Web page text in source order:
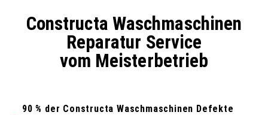
Constructa Waschmaschinen
Reparatur Service
vom Meisterbetrieb
90 % der Constructa Waschmaschinen Defekte